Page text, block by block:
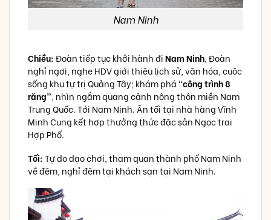
Nam Ninh
Chiều:Đoàn tiếp tục khởi hành điNam Ninh , Đoàn
nghỉ ngơi, nghe HDV giới thiệu lịch sử, văn hóa, cuộc
sống khu tự trị Quảng Tây; khám phá“công trình 8
răng” , nhìn ngắm quang cảnh nông thôn miền Nam
Trung Quốc. Tới Nam Ninh. Ăn tối tại nhà hàng Vĩnh
Minh Cung kết hợp thưởng thức đặc sản Ngọc trai
Hợp Phố.
Tối:Tự do dạo chơi, tham quan thành phố Nam Ninh
về đêm, nghỉ đêm tại khách sạn tại Nam Ninh.